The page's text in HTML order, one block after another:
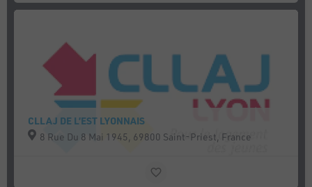
CLLAJ DE L’EST LYONNAIS
8 Rue Du 8 Mai 1945, 69800 Saint-Priest, France